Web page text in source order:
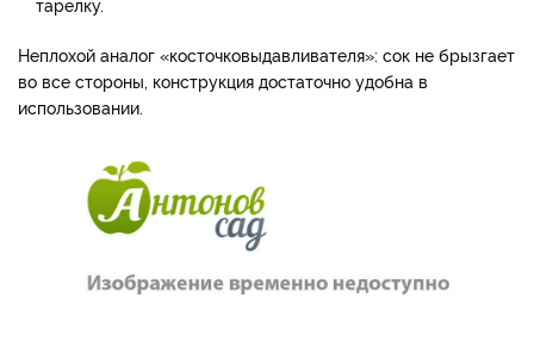
Неплохой аналог «косточковыдавливателя»: сок не брызгает
во все стороны, конструкция достаточно удобна в
использовании.